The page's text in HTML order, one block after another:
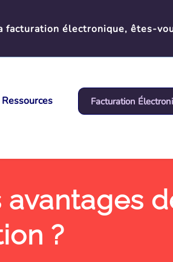
facturation électronique, êtes-
Ressources Facturation
?